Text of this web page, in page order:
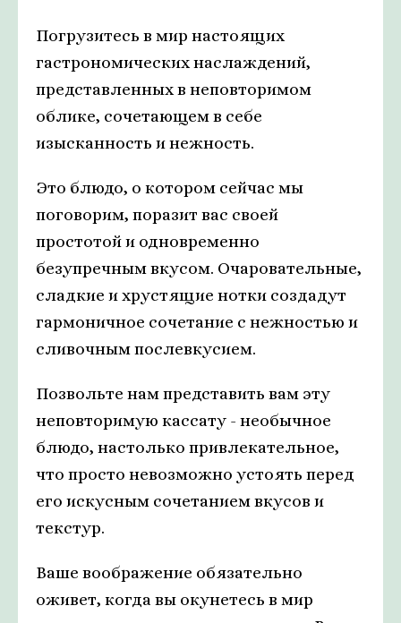
Погрузитесь в мир настоящих
гастрономических наслаждений,
представленных в неповторимом
облике, сочетающем в себе
изысканность и нежность.
Это блюдо, о котором сейчас мы
поговорим, поразит вас своей
простотой и одновременно
безупречным вкусом. Очаровательные,
сладкие и хрустящие нотки создадут
гармоничное сочетание с нежностью и
сливочным послевкусием.
Позвольте нам представить вам эту
неповторимую кассату - необычное
блюдо, настолько привлекательное,
что просто невозможно устоять перед
его искусным сочетанием вкусов и
текстур.
Ваше воображение обязательно
оживет, когда вы окунетесь в мир